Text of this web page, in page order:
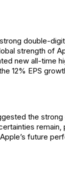
double-
strength of
new all-time
12% EPS
the
remain,
future